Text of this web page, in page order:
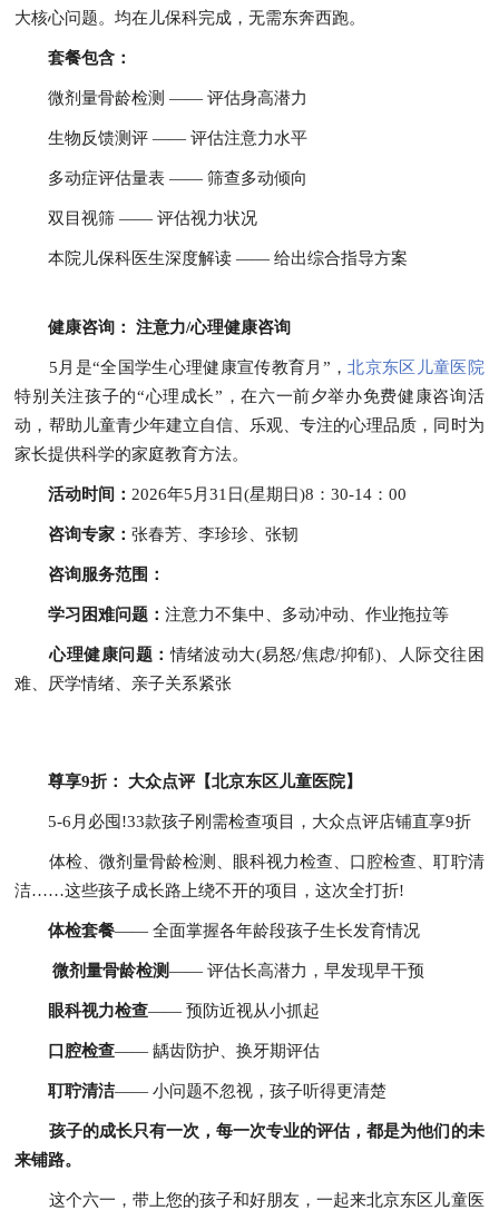
大核心问题。均在儿保科完成，无需东奔西跑。
套餐包含：
微剂量骨龄检测 —— 评估身高潜力
生物反馈测评 —— 评估注意力水平
多动症评估量表 —— 筛查多动倾向
双目视筛 —— 评估视力状况
本院儿保科医生深度解读 —— 给出综合指导方案
健康咨询： 注意力/心理健康咨询
5月是“全国学生心理健康宣传教育月”，北京东区儿童医院
特别关注孩子的“心理成长”，在六一前夕举办免费健康咨询活
动，帮助儿童青少年建立自信、乐观、专注的心理品质，同时为
家长提供科学的家庭教育方法。
活动时间：2026年5月31日(星期日)8：30-14：00
咨询专家：张春芳、李珍珍、张韧
咨询服务范围：
学习困难问题：注意力不集中、多动冲动、作业拖拉等
心理健康问题：情绪波动大(易怒/焦虑/抑郁)、人际交往困
难、厌学情绪、亲子关系紧张
尊享9折： 大众点评【北京东区儿童医院】
5-6月必囤!33款孩子刚需检查项目，大众点评店铺直享9折
体检、微剂量骨龄检测、眼科视力检查、口腔检查、耵聍清
洁……这些孩子成长路上绕不开的项目，这次全打折!
体检套餐—— 全面掌握各年龄段孩子生长发育情况
微剂量骨龄检测—— 评估长高潜力，早发现早干预
眼科视力检查—— 预防近视从小抓起
口腔检查—— 龋齿防护、换牙期评估
耵聍清洁—— 小问题不忽视，孩子听得更清楚
孩子的成长只有一次，每一次专业的评估，都是为他们的未
来铺路。
这个六一，带上您的孩子和好朋友，一起来北京东区儿童医